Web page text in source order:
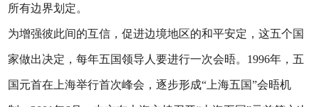
所有边界划定。
为增强彼此间的互信，促进边境地区的和平安定，这五个国
家做出决定，每年五国领导人要进行一次会晤。1996年，五
国元首在上海举行首次峰会，逐步形成“上海五国”会晤机